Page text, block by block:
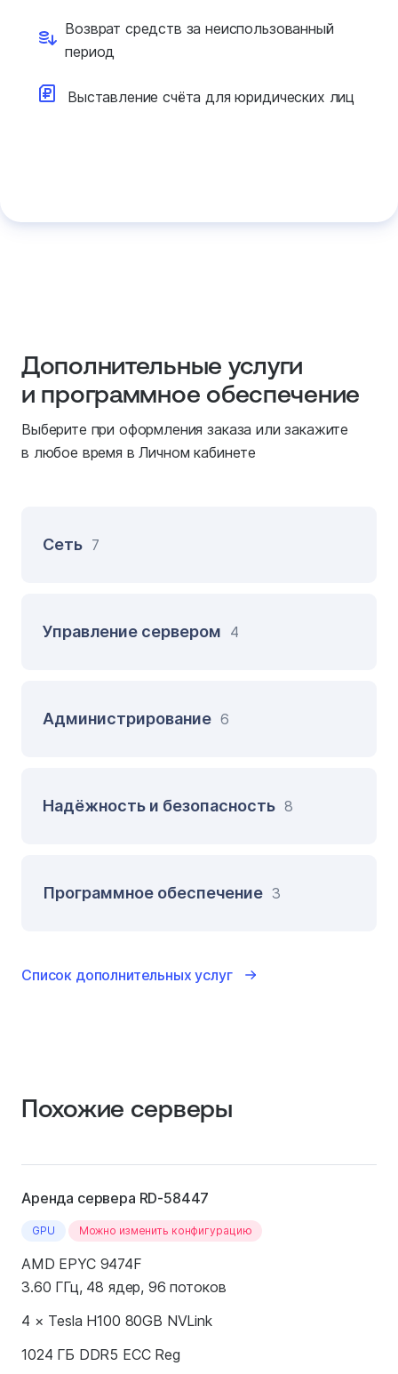
Возврат средств занеиспользованный
период
Выставление счёта дляюридических лиц
Дополнительные услуги
и программное обеспечение
Выберите при оформления заказа или закажите
в любое время в Личном кабинете
Сеть 7
Управление сервером 4
Администрирование 6
Надёжность и безопасность 8
Программное обеспечение 3
Список дополнительных услуг
Похожие серверы
Аренда сервера RD-58447
GPU Можно изменить конфигурацию
AMD EPYC 9474F
3.60 ГГц, 48 ядер, 96 потоков
4 × Tesla H100 80GB NVLink
1024 ГБ DDR5 ECC Reg